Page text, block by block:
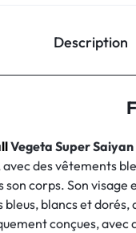
Description
Vegeta Super Saiyan
des vêtements
son corps. Son
blancs et
conçues, avec